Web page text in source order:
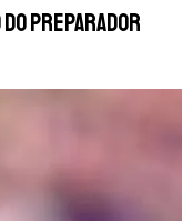
preparador